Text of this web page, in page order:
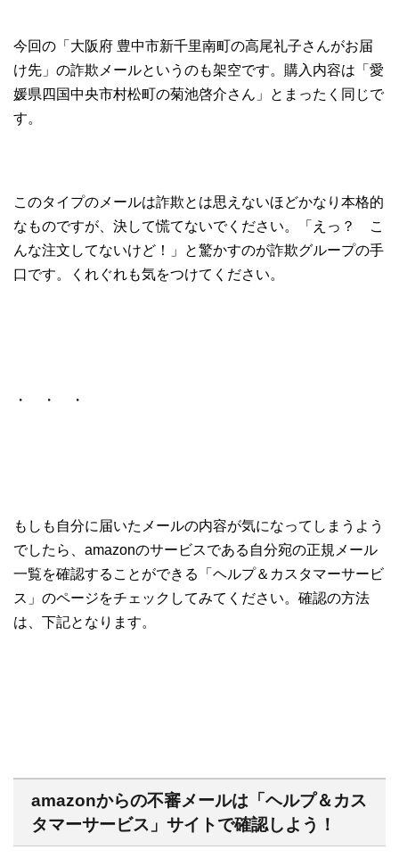
今回の「大阪府 豊中市新千里南町の高尾礼子さんがお届
け先」の詐欺メールというのも架空です。購入内容は「愛
媛県四国中央市村松町の菊池啓介さん」とまったく同じで
す。
このタイプのメールは詐欺とは思えないほどかなり本格的
なものですが、決して慌てないでください。「えっ？ こ
んな注文してないけど！」と驚かすのが詐欺グループの手
口です。くれぐれも気をつけてください。
・ ・ ・
もしも自分に届いたメールの内容が気になってしまうよう
でしたら、amazonのサービスである自分宛の正規メール
一覧を確認することができる「ヘルプ＆カスタマーサービ
ス」のページをチェックしてみてください。確認の方法
は、下記となります。
amazonからの不審メールは「ヘルプ＆カス
タマーサービス」サイトで確認しよう！